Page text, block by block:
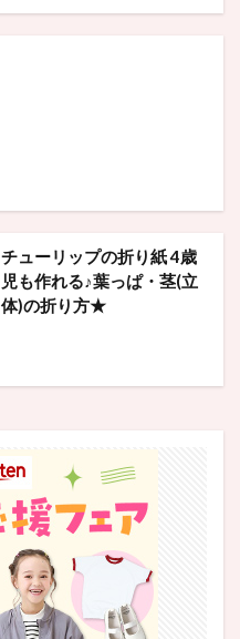
チューリップの折り紙 4歳
児も作れる♪葉っぱ・茎(立
体)の折り方★